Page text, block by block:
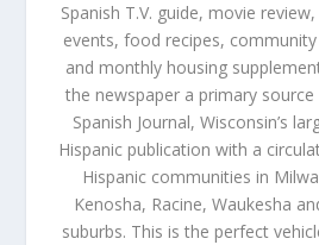
Spanish T.V. guide, movie
events, food recipes,
and monthly housing
the newspaper a primary
Spanish Journal, Wisconsin’s
Hispanic publication with a
Hispanic communities in
Kenosha, Racine, Waukesha
suburbs. This is the perfect